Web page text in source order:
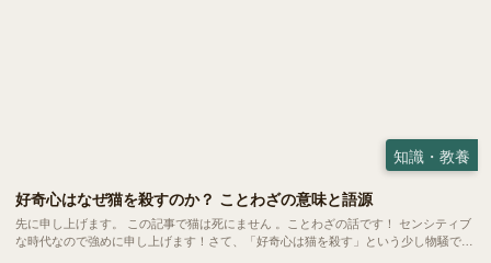
知識・教養
好奇心はなぜ猫を殺すのか？ ことわざの意味と語源
先に申し上げます。 この記事で猫は死にません 。ことわざの話です！ センシティブ
な時代なので強めに申し上げます！さて、「好奇心は猫を殺す」という少し物騒で、